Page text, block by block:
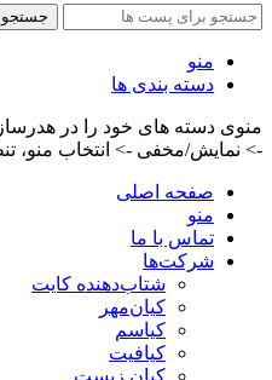
جستجو
منو
دسته بندی ها
منوی دسته های خود را در
-> نمایش/مخفی -> انتخاب منو،
صفحه اصلی
منو
تماس با ما
شرکت‌ها
شتاب‌دهنده کایت
کیان‌مهر
کیاسم
کیافیت
کیان زیست